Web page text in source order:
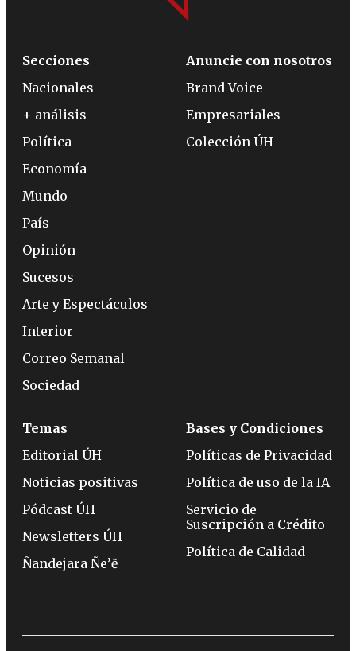
Secciones
Nacionales
+ análisis
Política
Economía
Mundo
País
Opinión
Sucesos
Arte y Espectáculos
Interior
Correo Semanal
Sociedad
Anuncie con nosotros
Brand Voice
Empresariales
Colección ÚH
Temas
Editorial ÚH
Noticias positivas
Pódcast ÚH
Newsletters ÚH
Ñandejara Ñe’ẽ
Bases y Condiciones
Políticas de Privacidad
Política de uso de la IA
Servicio de
Suscripción a Crédito
Política de Calidad